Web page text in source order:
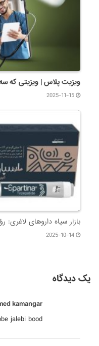
ویزیت پلاس | ویزیتی که سه
2025-11-15
بازار سیاه داروهای
2025-10-14
یک دیدگاه
kamangar
jalebi bood